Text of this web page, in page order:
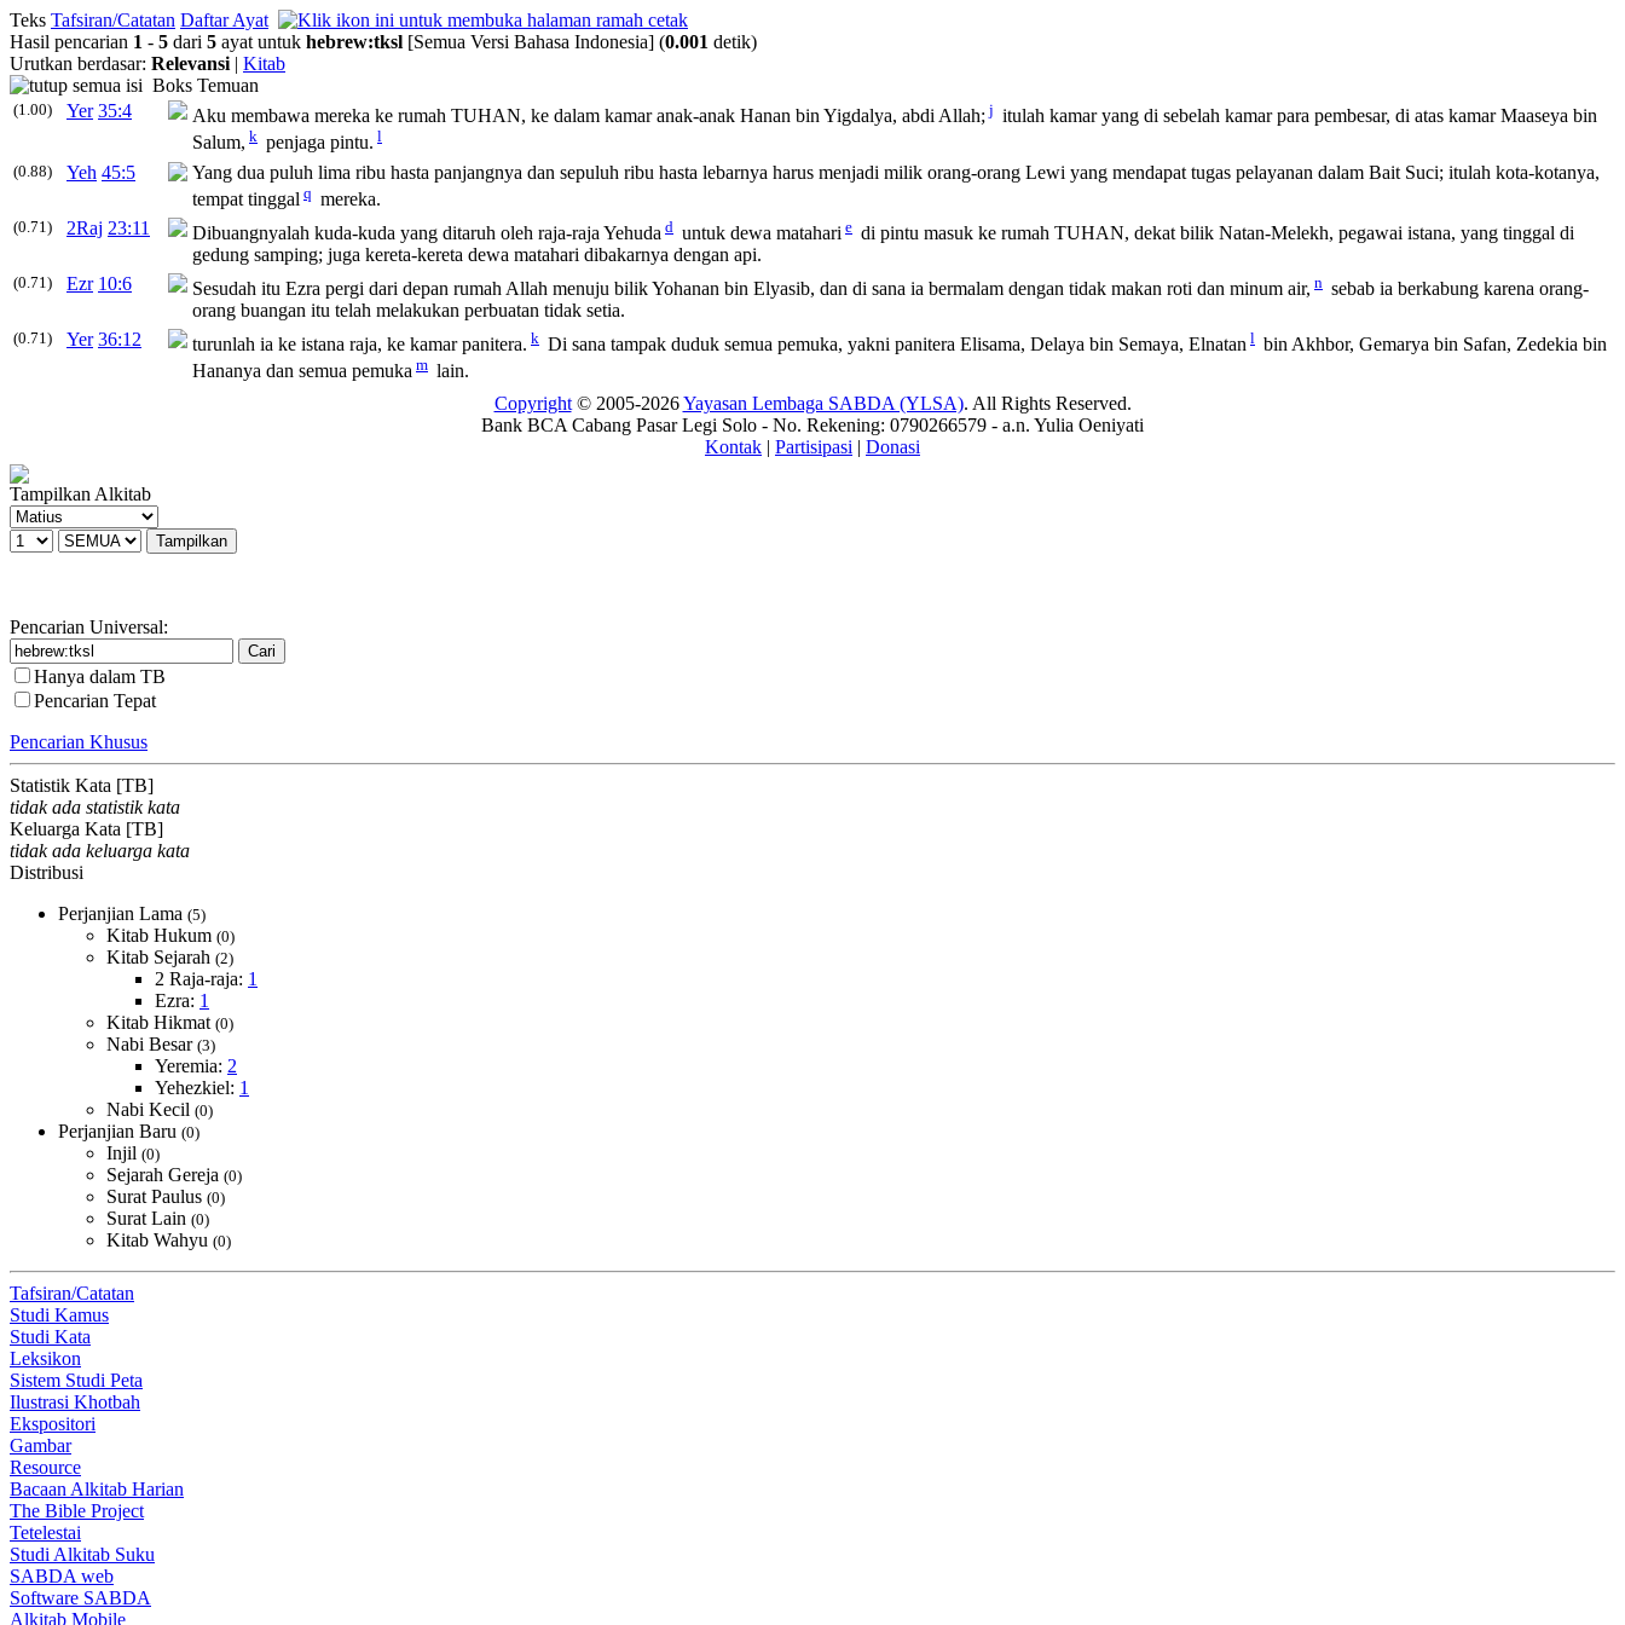
Teks Tafsiran/Catatan Daftar Ayat
Hasil pencarian 1 - 5 dari 5 ayat untuk hebrew:tksl [Semua Versi Bahasa Indonesia] (0.001 detik)
Urutkan berdasar: Relevansi | Kitab
Boks Temuan
(1.00) Yer 35:4 Aku membawa mereka ke rumah TUHAN, ke dalam kamar anak-anak Hanan bin Yigdalya, abdi Allah; j itulah kamar yang di sebelah kamar para pembesar, di atas kamar Maaseya bin
Salum, k penjaga pintu. l
(0.88)
Yeh 45:5
Yang dua puluh lima ribu hasta panjangnya dan sepuluh ribu hasta lebarnya harus menjadi milik orang-orang Lewi yang mendapat tugas pelayanan dalam Bait Suci; itulah kota-kotanya,
tempat tinggal q mereka.
(0.71) 2Raj 23:11 Dibuangnyalah kuda-kuda yang ditaruh oleh raja-raja Yehuda d untuk dewa matahari e di pintu masuk ke rumah TUHAN, dekat bilik Natan-Melekh, pegawai istana, yang tinggal di
gedung samping; juga kereta-kereta dewa matahari dibakarnya dengan api.
(0.71) Ezr 10:6 Sesudah itu Ezra pergi dari depan rumah Allah menuju bilik Yohanan bin Elyasib, dan di sana ia bermalam dengan tidak makan roti dan minum air, n sebab ia berkabung karena orang-
orang buangan itu telah melakukan perbuatan tidak setia.
(0.71) Yer 36:12 turunlah ia ke istana raja, ke kamar panitera. k Di sana tampak duduk semua pemuka, yakni panitera Elisama, Delaya bin Semaya, Elnatan l bin Akhbor, Gemarya bin Safan, Zedekia bin
Hananya dan semua pemuka m lain.
Copyright© 2005-2026Yayasan Lembaga SABDA (YLSA). All Rights Reserved.
Bank BCA Cabang Pasar Legi Solo - No. Rekening: 0790266579 - a.n. Yulia Oeniyati
Kontak | Partisipasi | Donasi
Tampilkan Alkitab
Pencarian Universal:
Hanya dalam TB
Pencarian Tepat
Pencarian Khusus
Statistik Kata [TB]
tidak ada statistik kata
Keluarga Kata [TB]
tidak ada keluarga kata
Distribusi
Perjanjian Lama (5)
Kitab Hukum (0)
Kitab Sejarah (2)
2 Raja-raja: 1
Ezra: 1
Kitab Hikmat (0)
Nabi Besar (3)
Yeremia: 2
Yehezkiel: 1
Nabi Kecil (0)
Perjanjian Baru (0)
Injil (0)
Sejarah Gereja (0)
Surat Paulus (0)
Surat Lain (0)
Kitab Wahyu (0)
Tafsiran/Catatan
Studi Kamus
Studi Kata
Leksikon
Sistem Studi Peta
Ilustrasi Khotbah
Ekspositori
Gambar
Resource
Bacaan Alkitab Harian
The Bible Project
Tetelestai
Studi Alkitab Suku
SABDA web
Software SABDA
Alkitab Mobile